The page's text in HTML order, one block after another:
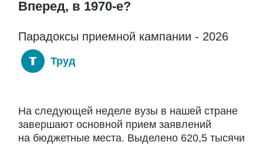
Вперед, в 1970-е?
Парадоксы приемной кампании - 2026
Труд
На следующей неделе вузы в нашей стране
завершают основной прием заявлений
на бюджетные места. Выделено 620,5 тысячи